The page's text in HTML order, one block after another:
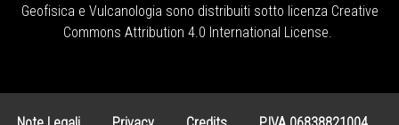
Geofisica e Vulcanologia sono distribuiti sotto licenza Creative
Commons Attribution 4.0 International License.